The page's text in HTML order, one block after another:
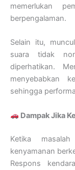
memerlukan
berpengalaman.
Selain itu,
suara tidak
diperhatikan.
menyebabkan
sehingga
Dampak Jika
Ketika
kenyamanan
Respons